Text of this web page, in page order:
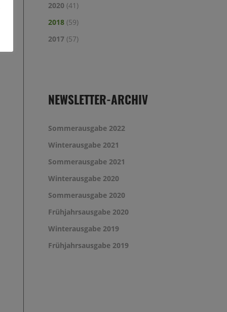
2020 (41)
2018 (59)
2017 (57)
NEWSLETTER-ARCHIV
Sommerausgabe 2022
Winterausgabe 2021
Sommerausgabe 2021
Winterausgabe 2020
Sommerausgabe 2020
Frühjahrsausgabe 2020
Winterausgabe 2019
Frühjahrsausgabe 2019